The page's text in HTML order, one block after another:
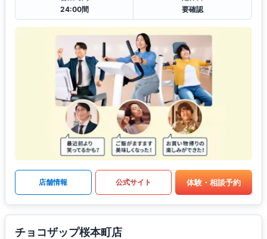
24:00間
要確認
店舗情報 公式サイト 体験・相談予約
チョコザップ桜本町店